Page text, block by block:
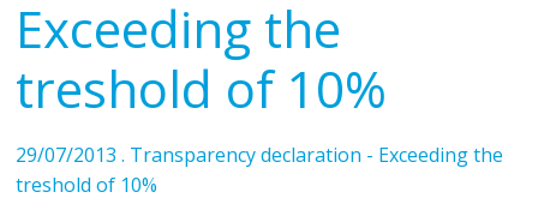
Exceeding the
treshold of 10%
29/07/2013 . Transparency declaration - Exceeding the
treshold of 10%